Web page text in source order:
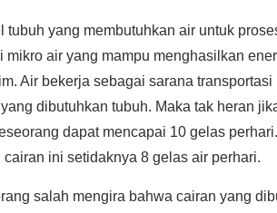
tubuh yang membutuhkan air untuk
air yang mampu menghasilkan
Air bekerja sebagai sarana
dibutuhkan tubuh. Maka tak heran
dapat mencapai 10 gelas
ini setidaknya 8 gelas air perhari.
salah mengira bahwa cairan yang